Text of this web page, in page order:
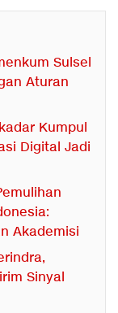
Sulsel
Aturan
Kumpul
Digital Jadi
Akademisi
Sinyal